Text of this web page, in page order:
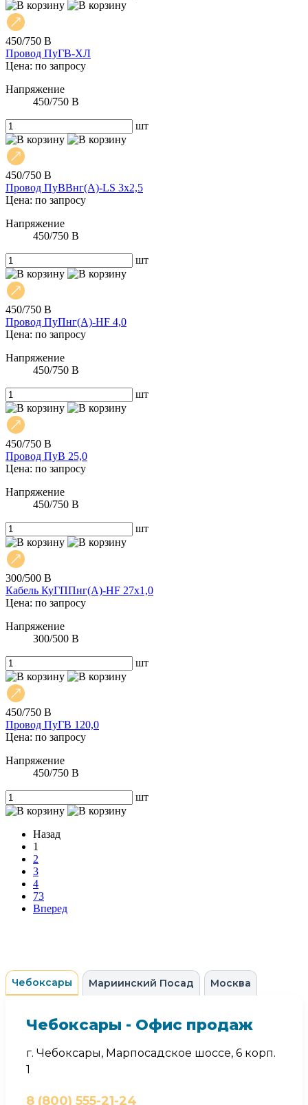
450/750 В
Провод ПуГВ-ХЛ
Цена: по запросу
Напряжение
450/750 В
шт
450/750 В
Провод ПуВВнг(А)-LS 3х2,5
Цена: по запросу
Напряжение
450/750 В
шт
450/750 В
Провод ПуПнг(А)-HF 4,0
Цена: по запросу
Напряжение
450/750 В
шт
450/750 В
Провод ПуВ 25,0
Цена: по запросу
Напряжение
450/750 В
шт
300/500 В
Кабель КуГППнг(А)-HF 27х1,0
Цена: по запросу
Напряжение
300/500 В
шт
450/750 В
Провод ПуГВ 120,0
Цена: по запросу
Напряжение
450/750 В
шт
Назад
1
2
3
4
73
Вперед
Чебоксары Мариинский Посад Москва
Чебоксары - Офис продаж
г. Чебоксары, Марпосадское шоссе, 6 корп.
1
8 (800) 555-21-24